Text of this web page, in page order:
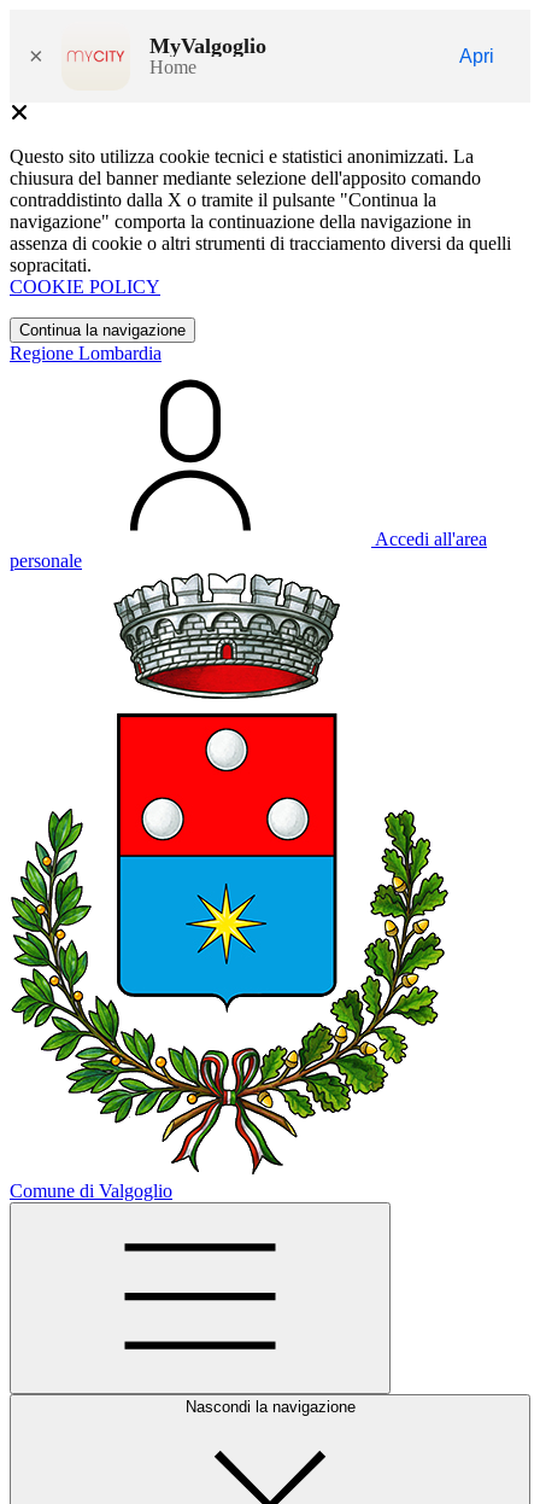
× MyValgoglio
Home
Apri
Questo sito utilizza cookie tecnici e statistici anonimizzati. La
chiusura del banner mediante selezione dell'apposito comando
contraddistinto dalla X o tramite il pulsante "Continua la
navigazione" comporta la continuazione della navigazione in
assenza di cookie o altri strumenti di tracciamento diversi da quelli
sopracitati.
COOKIE POLICY
Continua la navigazione
Regione Lombardia
Accedi all'area
personale
Comune di Valgoglio
Nascondi la navigazione